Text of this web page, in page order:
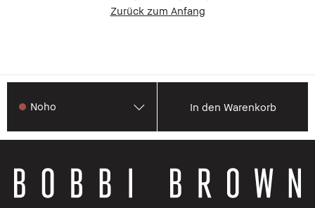
Zurück zum Anfang
Noho In den Warenkorb